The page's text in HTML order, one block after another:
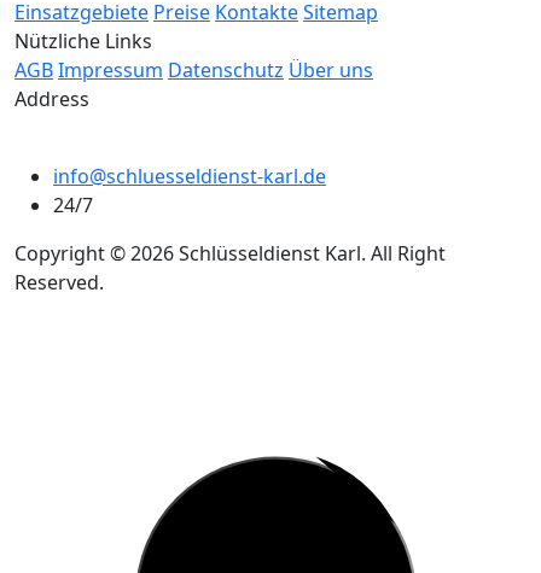
Einsatzgebiete Preise KontakteSitemap
Nützliche Links
AGBImpressum Datenschutz Über uns
Address
info@schluesseldienst-karl.de
24/7
Copyright © 2026 Schlüsseldienst Karl. All Right
Reserved.